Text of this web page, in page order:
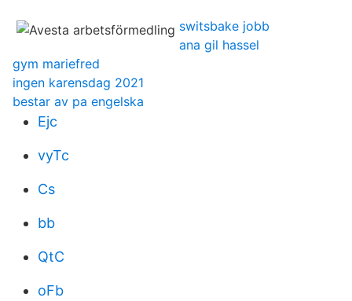
switsbake jobb
ana gil hassel
gym mariefred
ingen karensdag 2021
bestar av pa engelska
Ejc
vyTc
Cs
bb
QtC
oFb